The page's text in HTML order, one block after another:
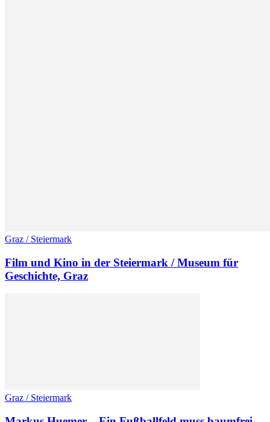
Graz / Steiermark
Film und Kino in der Steiermark / Museum für
Geschichte, Graz
Graz / Steiermark